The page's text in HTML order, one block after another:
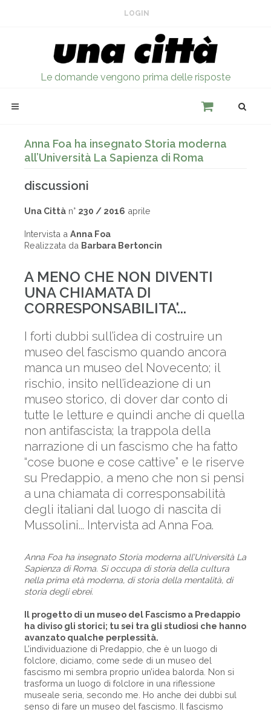
LOGIN
Le domande vengono prima delle risposte
Anna Foa ha insegnato Storia moderna
all’Università La Sapienza di Roma
discussioni
Una Città n° 230 / 2016 aprile
Intervista a Anna Foa
Realizzata da Barbara Bertoncin
A MENO CHE NON DIVENTI
UNA CHIAMATA DI
CORRESPONSABILITA'...
I forti dubbi sull’idea di costruire un
museo del fascismo quando ancora
manca un museo del Novecento; il
rischio, insito nell’ideazione di un
museo storico, di dover dar conto di
tutte le letture e quindi anche di quella
non antifascista; la trappola della
narrazione di un fascismo che ha fatto
“cose buone e cose cattive” e le riserve
su Predappio, a meno che non si pensi
a una chiamata di corresponsabilità
degli italiani dal luogo di nascita di
Mussolini... Intervista ad Anna Foa.
Anna Foa ha insegnato Storia moderna all’Università La
Sapienza di Roma. Si occupa di storia della cultura
nella prima età moderna, di storia della mentalità, di
storia degli ebrei.
Il progetto di un museo del Fascismo a Predappio
ha diviso gli storici; tu sei tra gli studiosi che hanno
avanzato qualche perplessità.
L’individuazione di Predappio, che è un luogo di
folclore, diciamo, come sede di un museo del
fascismo mi sembra proprio un’idea balorda. Non si
trasforma un luogo di folclore in una riflessione
museale seria, secondo me. Ho anche dei dubbi sul
senso di fare un museo del fascismo. Il fascismo